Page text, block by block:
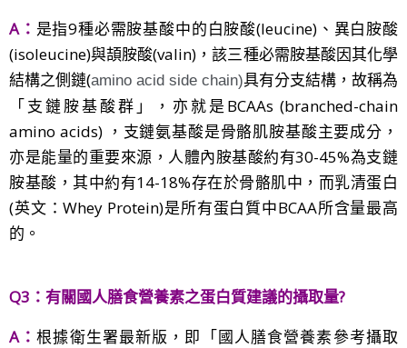
A： 是指9種必需胺基酸中的白胺酸(leucine)、異白胺酸
(isoleucine)與頡胺酸(valin) ，該三種必需胺基酸因其化學
結構之側鏈(amino acid side chain)具有分支結構 ， 故稱為
「支鏈胺基酸群」，亦就是BCAAs (branched-chain
amino acids) ，支鏈氨基酸是骨骼肌胺基酸主要成分，
亦是能量的重要來源，人體內胺基酸約有30-45%為支鏈
胺基酸，其中約有14-18%存在於骨骼肌中，而乳清蛋白
(英文：Whey Protein)是所有蛋白質中BCAA所含量最高
的。
Q3：有關國人膳食營養素之蛋白質建議的攝取量?
A：根據衛生署最新版，即「國人膳食營養素參考攝取